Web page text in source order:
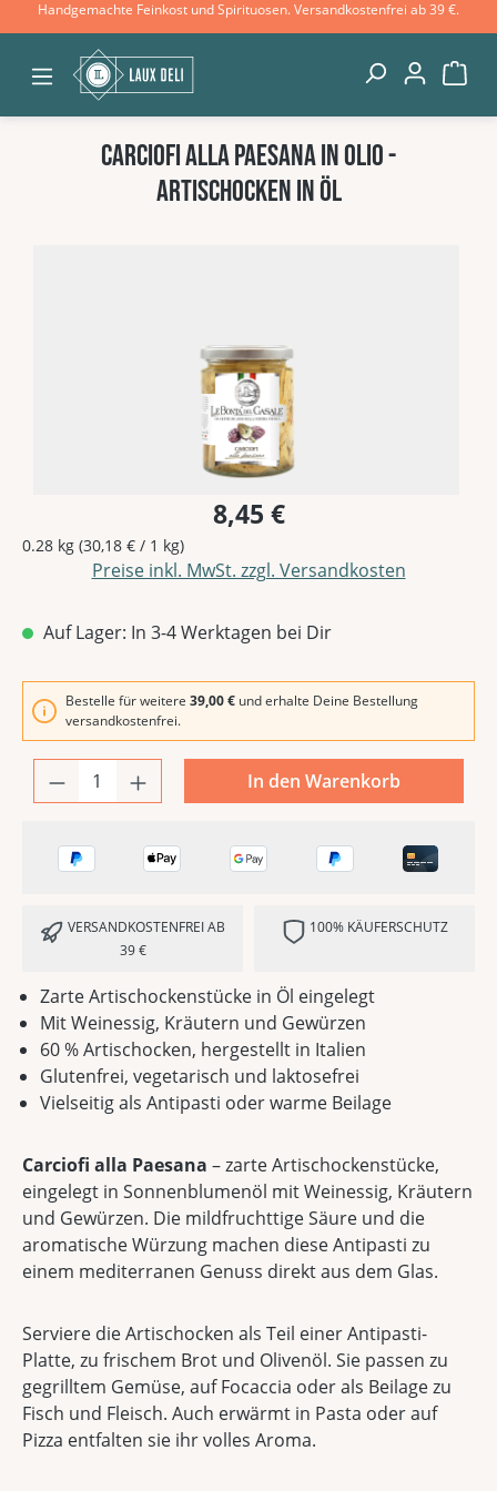
Zum Hauptinhalt springen
Handgemachte Feinkost und Spirituosen. Versandkostenfrei ab 39 €.
Carciofi alla Paesana in Olio -
Artischocken in Öl
Zarte Artischockenstücke in Öl eingelegt
Mit Weinessig, Kräutern und Gewürzen
60 % Artischocken, hergestellt in Italien
Glutenfrei, vegetarisch und laktosefrei
Vielseitig als Antipasti oder warme Beilage
8,45 €
0.28 kg (30,18 € / 1 kg)
Preise inkl. MwSt. zzgl. Versandkosten
Auf Lager: In 3-4 Werktagen bei Dir
Bestelle für weitere 39,00 € und erhalte Deine Bestellung
versandkostenfrei.
In den Warenkorb
VERSANDKOSTENFREI AB
39 €
100% KÄUFERSCHUTZ
Carciofi alla Paesana – zarte Artischockenstücke,
eingelegt in Sonnenblumenöl mit Weinessig, Kräutern
und Gewürzen. Die mildfruchttige Säure und die
aromatische Würzung machen diese Antipasti zu
einem mediterranen Genuss direkt aus dem Glas.
Serviere die Artischocken als Teil einer Antipasti-
Platte, zu frischem Brot und Olivenöl. Sie passen zu
gegrilltem Gemüse, auf Focaccia oder als Beilage zu
Fisch und Fleisch. Auch erwärmt in Pasta oder auf
Pizza entfalten sie ihr volles Aroma.